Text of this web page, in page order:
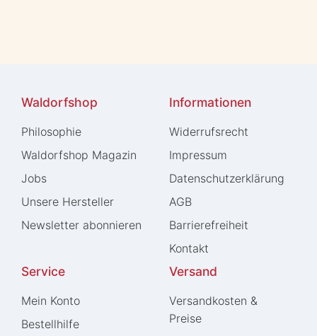
Waldorfshop
Philosophie
Waldorfshop Magazin
Jobs
Unsere Hersteller
Newsletter abonnieren
Informationen
Widerrufs­recht
Impressum
Daten­schutz­erklärung
AGB
Barrierefreiheit
Kontakt
Service
Mein Konto
Bestellhilfe
Versand
Versandkosten &
Preise